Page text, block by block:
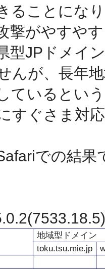
ることにな
撃がやすや
型JPドメイ
んが、長年
ているとい
すぐさま対
での結果
地域型ドメイン
toku.tsu.mie.jp